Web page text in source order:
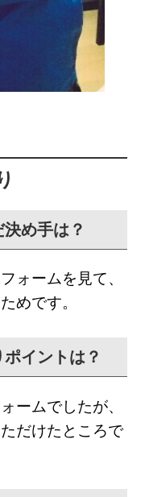
め手は？
ォームを見て、
めです。
イントは？
ームでしたが、
だけたところで